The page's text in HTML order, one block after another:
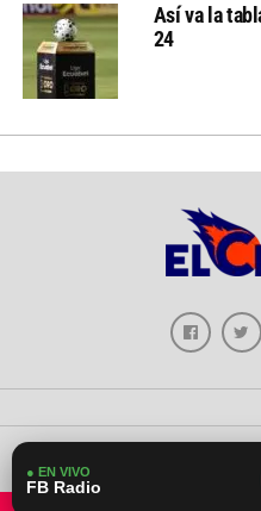
Así va la
24
Copyright ©
● EN VIVO
FB Radio